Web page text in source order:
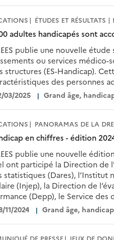
ÉTUDES ET RÉSULTATS |
adultes handicapés sont
publie une nouvelle
ou services médico-
structures (ES-Handicap).
des personnes
03/2025 Grand âge,
PANORAMAS DE LA
en chiffres - édition
publie une nouvelle
ont participé la Direction de
statistiques (Dares), l’Institut
(Injep), la Direction de
(Depp), le Service des
11/2024 Grand âge,